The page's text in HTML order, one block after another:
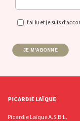
J’ai lu et je suis
JE M'ABONNE
PICARDIE LAÏQUE
Picardie Laïque A.S.B.L.